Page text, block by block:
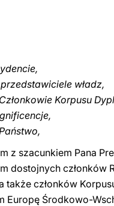
władz,
Korpusu
z szacunkiem Pana
dostojnych członków
także członków
Europę Środkowo-